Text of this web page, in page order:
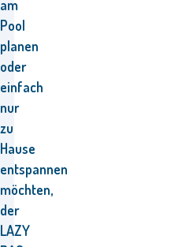
am
Pool
planen
oder
einfach
nur
zu
Hause
entspannen
möchten,
der
LAZY